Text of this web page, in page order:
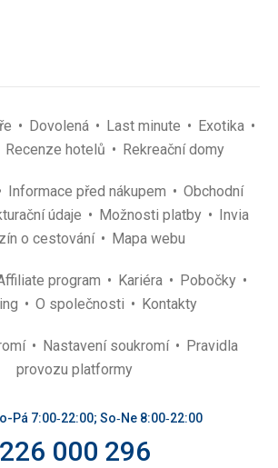
Dovolená Last minute
Exotika
Recenze hotelů Rekreační domy
Informace před nákupem
Obchodní
údaje Možnosti platby
Invia
o cestování
Mapa webu
program Kariéra
Pobočky
O společnosti Kontakty
Nastavení soukromí
Pravidla
provozu platformy
Pá 7:00‑22:00; So‑Ne 8:00‑22:00
226 000 296